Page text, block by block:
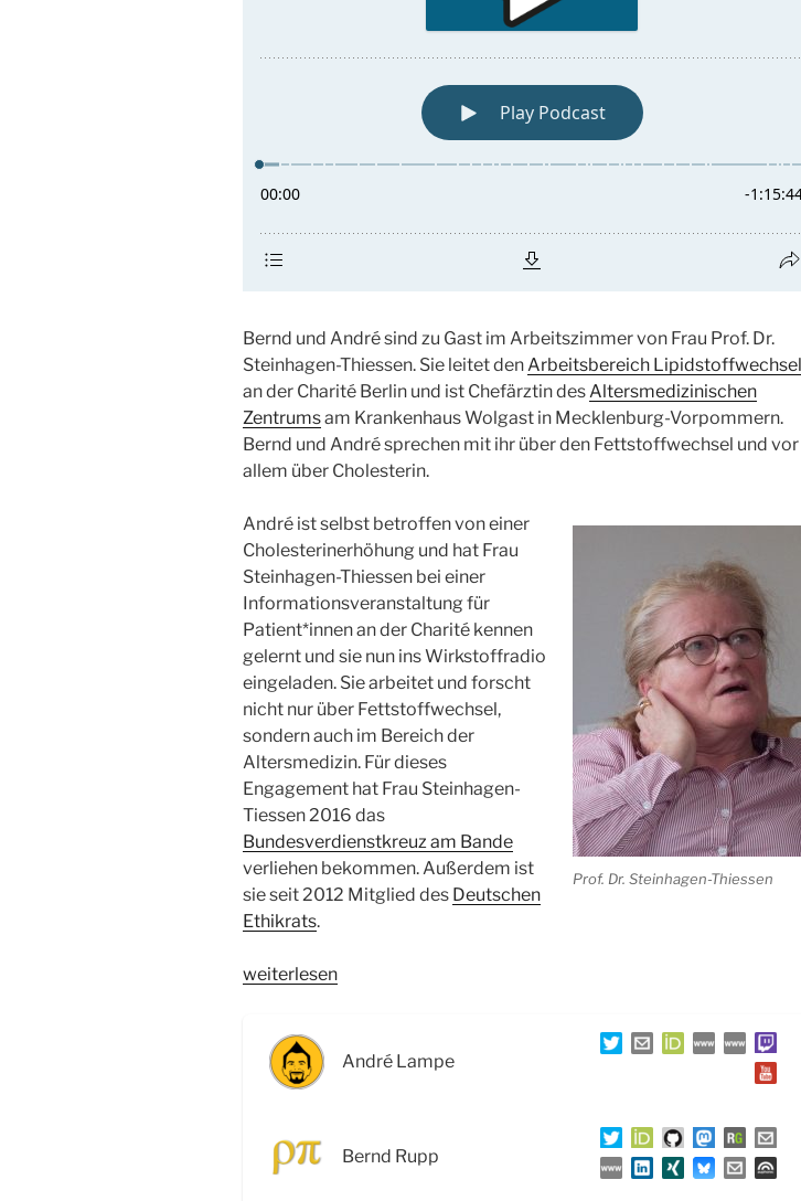
Bernd und André sind zu Gast im Arbeitszimmer von Frau Prof. Dr.
Steinhagen-Thiessen. Sie leitet denArbeitsbereich Lipidstoffwechsel
an der Charité Berlin und ist Chefärztin desAltersmedizinischen
Zentrumsam Krankenhaus Wolgast in Mecklenburg-Vorpommern.
Bernd und André sprechen mit ihr über den Fettstoffwechsel und vor
allem über Cholesterin.
Prof. Dr. Steinhagen-Thiessen
André ist selbst betroffen von einer
Cholesterinerhöhung und hat Frau
Steinhagen-Thiessen bei einer
Informationsveranstaltung für
Patient*innen an der Charité kennen
gelernt und sie nun ins Wirkstoffradio
eingeladen. Sie arbeitet und forscht
nicht nur über Fettstoffwechsel,
sondern auch im Bereich der
Altersmedizin. Für dieses
Engagement hat Frau Steinhagen-
Tiessen 2016 das
Bundesverdienstkreuz am Bande
verliehen bekommen. Außerdem ist
sie seit 2012 Mitglied des Deutschen
Ethikrats.
„WSR025
Interview
Elisabeth
weiterlesen
André Lampe
Bernd Rupp